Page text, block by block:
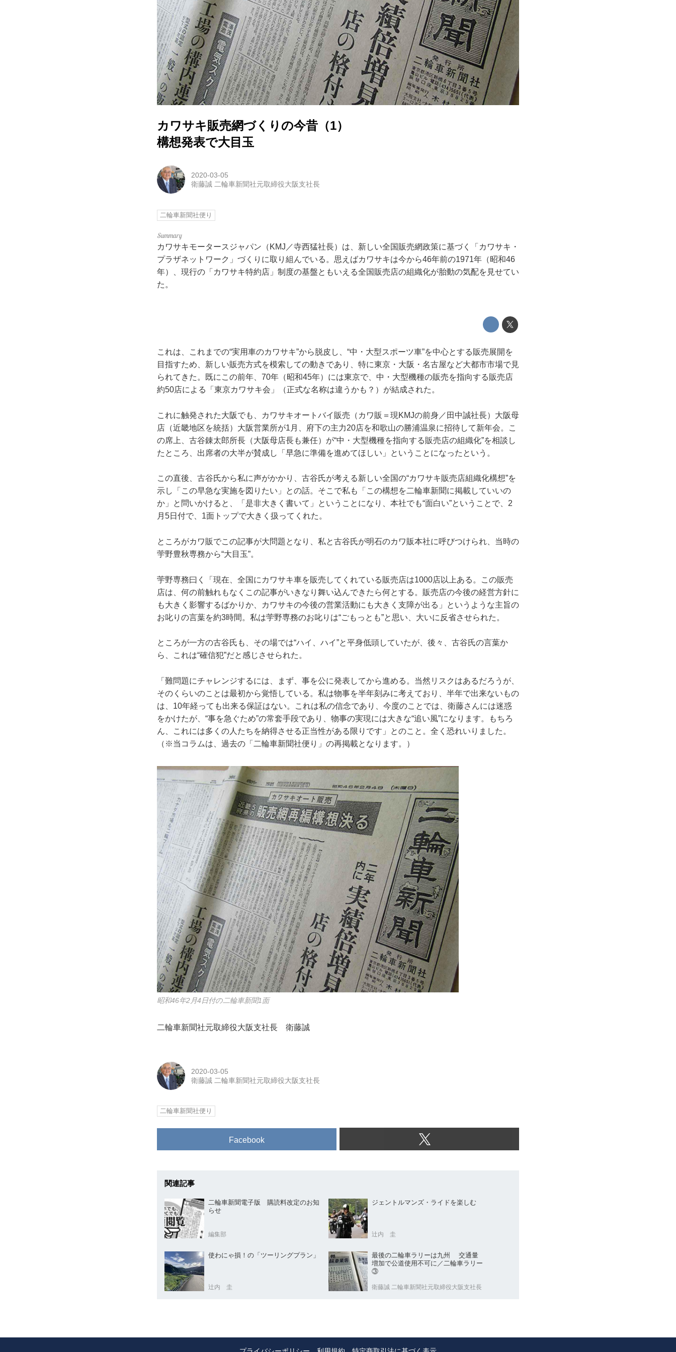
カワサキ販売網づくりの今昔（1）
構想発表で大目玉
2020-03-05
衛藤誠 二輪車新聞社元取締役大阪支社長
二輪車新聞社便り
カワサキモータースジャパン（KMJ／寺西猛社長）は、新しい全国販売網政策に基づく「カワサキ・
プラザネットワーク」づくりに取り組んでいる。思えばカワサキは今から46年前の1971年（昭和46
年）、現行の「カワサキ特約店」制度の基盤ともいえる全国販売店の組織化が胎動の気配を見せてい
た。
これは、これまでの“実用車のカワサキ”から脱皮し、“中・大型スポーツ車”を中心とする販売展開を
目指すため、新しい販売方式を模索しての動きであり、特に東京・大阪・名古屋など大都市市場で見
られてきた。既にこの前年、70年（昭和45年）には東京で、中・大型機種の販売を指向する販売店
約50店による「東京カワサキ会」（正式な名称は違うかも？）が結成された。
これに触発された大阪でも、カワサキオートバイ販売（カワ販＝現KMJの前身／田中誠社長）大阪母
店（近畿地区を統括）大阪営業所が1月、府下の主力20店を和歌山の勝浦温泉に招待して新年会。こ
の席上、古谷錬太郎所長（大阪母店長も兼任）が“中・大型機種を指向する販売店の組織化”を相談し
たところ、出席者の大半が賛成し「早急に準備を進めてほしい」ということになったという。
この直後、古谷氏から私に声がかかり、古谷氏が考える新しい全国の“カワサキ販売店組織化構想”を
示し「この早急な実施を図りたい」との話。そこで私も「この構想を二輪車新聞に掲載していいの
か」と問いかけると、「是非大きく書いて」ということになり、本社でも“面白い”ということで、2
月5日付で、1面トップで大きく扱ってくれた。
ところがカワ販でこの記事が大問題となり、私と古谷氏が明石のカワ販本社に呼びつけられ、当時の
荢野豊秋専務から“大目玉”。
荢野専務曰く「現在、全国にカワサキ車を販売してくれている販売店は1000店以上ある。この販売
店は、何の前触れもなくこの記事がいきなり舞い込んできたら何とする。販売店の今後の経営方針に
も大きく影響するばかりか、カワサキの今後の営業活動にも大きく支障が出る」というような主旨の
お叱りの言葉を約3時間。私は荢野専務のお叱りは“ごもっとも”と思い、大いに反省させられた。
ところが一方の古谷氏も、その場では“ハイ、ハイ”と平身低頭していたが、後々、古谷氏の言葉か
ら、これは“確信犯”だと感じさせられた。
「難問題にチャレンジするには、まず、事を公に発表してから進める。当然リスクはあるだろうが、
そのくらいのことは最初から覚悟している。私は物事を半年刻みに考えており、半年で出来ないもの
は、10年経っても出来る保証はない。これは私の信念であり、今度のことでは、衛藤さんには迷惑
をかけたが、“事を急ぐため”の常套手段であり、物事の実現には大きな“追い風”になります。もちろ
ん、これには多くの人たちを納得させる正当性がある限りです」とのこと。全く恐れいりました。
（※当コラムは、過去の「二輪車新聞社便り」の再掲載となります。）
昭和46年2月4日付の二輪車新聞1面
二輪車新聞社元取締役大阪支社長 衛藤誠
2020-03-05
衛藤誠 二輪車新聞社元取締役大阪支社長
二輪車新聞社便り
Facebook
関連記事
二輪車新聞電子版 購読料改定のお知
らせ
編集部
ジェントルマンズ・ライドを楽しむ
辻内 圭
使わにゃ損！の「ツーリングプラン」
辻内 圭
最後の二輪車ラリーは九州 交通量
増加で公道使用不可に／二輪車ラリー
③
衛藤誠 二輪車新聞社元取締役大阪支社長